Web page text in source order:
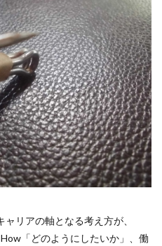
リアの軸となる考え方が、
「どのようにしたいか」、働